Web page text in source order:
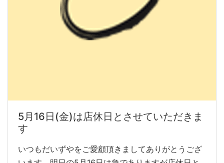
5月16日(金)は店休日とさせていただきま
す
いつもだいずやをご愛顧頂きましてありがとうござ